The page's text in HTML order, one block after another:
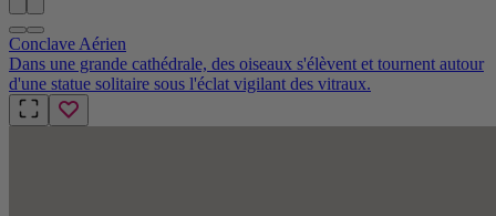
Conclave Aérien
Dans une grande cathédrale, des oiseaux s'élèvent et tournent autour
d'une statue solitaire sous l'éclat vigilant des vitraux.